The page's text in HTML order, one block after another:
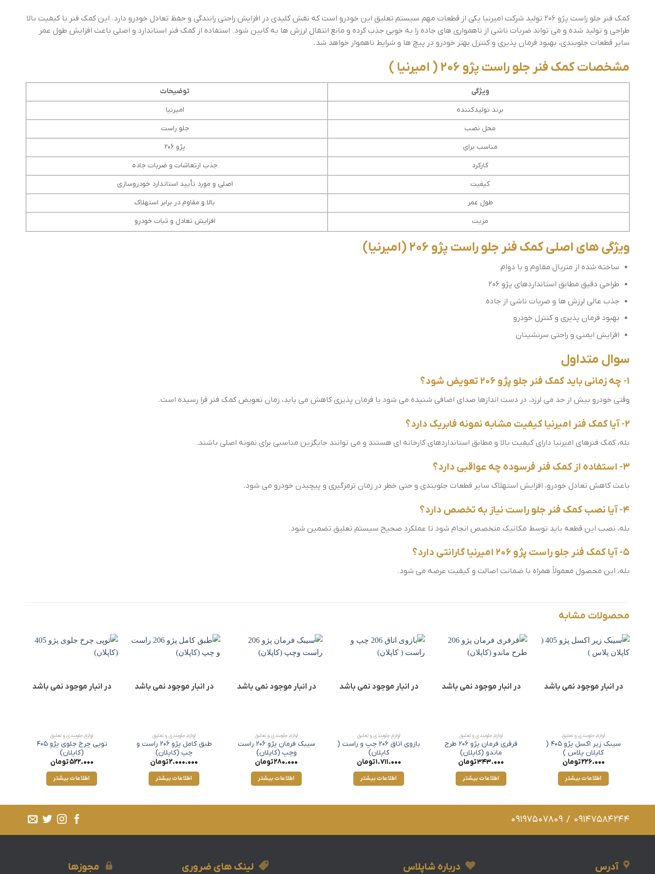
کمک فنر جلو راست پژو 206 تولید شرکت امیرنیا یکی از قطعات مهم سیستم تعلیق این خودرو است که نقش کلیدی در افزایش راحتی رانندگی و حفظ تعادل خودرو دارد. این کمک فنر با کیفیت بالا
طراحی و تولید شده و می تواند ضربات ناشی از ناهمواری های جاده را به خوبی جذب کرده و مانع انتقال لرزش ها به کابین شود. استفاده از کمک فنر استاندارد و اصلی باعث افزایش طول عمر
سایر قطعات جلوبندی، بهبود فرمان پذیری و کنترل بهتر خودرو در پیچ ها و شرایط ناهموار خواهد شد.
مشخصات کمک فنر جلو راست پژو 206 ( امیرنیا )
ویژگی
توضیحات
برند تولیدکننده
امیرنیا
محل نصب
جلو راست
مناسب برای
پژو 206
کارکرد
جذب ارتعاشات و ضربات جاده
کیفیت
اصلی و مورد تأیید استاندارد خودروسازی
طول عمر
بالا و مقاوم در برابر استهلاک
مزیت
افزایش تعادل و ثبات خودرو
ویژگی های اصلی کمک فنر جلو راست پژو 206 (امیرنیا)
ساخته شده از متریال مقاوم و با دوام
طراحی دقیق مطابق استانداردهای پژو 206
جذب عالی لرزش ها و ضربات ناشی از جاده
بهبود فرمان پذیری و کنترل خودرو
افزایش ایمنی و راحتی سرنشینان
سوال متداول
1- چه زمانی باید کمک فنر جلو پژو 206 تعویض شود؟
وقتی خودرو بیش از حد می لرزد، در دست اندازها صدای اضافی شنیده می شود یا فرمان پذیری کاهش می یابد، زمان تعویض کمک فنر فرا رسیده است.
2- آیا کمک فنر امیرنیا کیفیت مشابه نمونه فابریک دارد؟
بله، کمک فنرهای امیرنیا دارای کیفیت بالا و مطابق استانداردهای کارخانه ای هستند و می توانند جایگزین مناسبی برای نمونه اصلی باشند.
3- استفاده از کمک فنر فرسوده چه عواقبی دارد؟
باعث کاهش تعادل خودرو، افزایش استهلاک سایر قطعات جلوبندی و حتی خطر در زمان ترمزگیری و پیچیدن خودرو می شود.
4- آیا نصب کمک فنر جلو راست نیاز به تخصص دارد؟
بله، نصب این قطعه باید توسط مکانیک متخصص انجام شود تا عملکرد صحیح سیستم تعلیق تضمین شود.
5- آیا کمک فنر جلو راست پژو 206 امیرنیا گارانتی دارد؟
بله، این محصول معمولاً همراه با ضمانت اصالت و کیفیت عرضه می شود.
محصولات مشابه
در انبار موجود نمی باشد
لوازم جلوبندی و تعلیق
سیبک زیر اکسل پژو 405 (
کاپلان پلاس )
226.000تومان
اطلاعات بیشتر
در انبار موجود نمی باشد
لوازم جلوبندی و تعلیق
قرقری فرمان پژو 206 طرح
ماندو (کاپلان)
343.000تومان
اطلاعات بیشتر
در انبار موجود نمی باشد
لوازم جلوبندی و تعلیق
بازوی اتاق 206 چپ و راست (
کاپلان)
1.711.000تومان
اطلاعات بیشتر
در انبار موجود نمی باشد
لوازم جلوبندی و تعلیق
سیبک فرمان پژو 206 راست
وچپ (کاپلان)
280.000تومان
اطلاعات بیشتر
در انبار موجود نمی باشد
لوازم جلوبندی و تعلیق
طبق کامل پژو 206 راست و
چپ (کاپلان)
2.000.000تومان
اطلاعات بیشتر
در انبار موجود نمی باشد
لوازم جلوبندی و تعلیق
توپی چرخ جلوی پژو 405
(کاپلان)
522.000تومان
اطلاعات بیشتر
09147584244
/
09197507809
آدرس درباره شاپلاس لینک های ضروری مجوزها